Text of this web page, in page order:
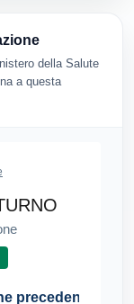
della Salute
a questa
precedente